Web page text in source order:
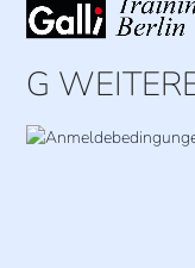
mobile
mobile
G